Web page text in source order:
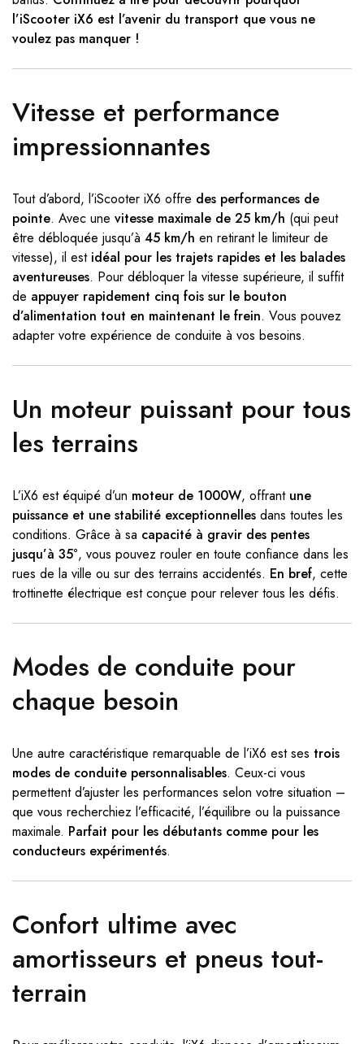
l’iScooter iX6 est l’avenir du transport que vous ne
voulez pas manquer !
Vitesse et performance
impressionnantes
Tout d’abord, l’iScooter iX6 offre des performances de
pointe. Avec une vitesse maximale de 25 km/h (qui peut
être débloquée jusqu’à 45 km/h en retirant le limiteur de
vitesse), il est idéal pour les trajets rapides et les balades
aventureuses. Pour débloquer la vitesse supérieure, il suffit
de appuyer rapidement cinq fois sur le bouton
d’alimentation tout en maintenant le frein. Vous pouvez
adapter votre expérience de conduite à vos besoins.
Un moteur puissant pour tous
les terrains
L’iX6 est équipé d’un moteur de 1000W, offrant une
puissance et une stabilité exceptionnelles dans toutes les
conditions. Grâce à sa capacité à gravir des pentes
jusqu’à 35°, vous pouvez rouler en toute confiance dans les
rues de la ville ou sur des terrains accidentés. En bref, cette
trottinette électrique est conçue pour relever tous les défis.
Modes de conduite pour
chaque besoin
Une autre caractéristique remarquable de l’iX6 est ses trois
modes de conduite personnalisables. Ceux-ci vous
permettent d’ajuster les performances selon votre situation –
que vous recherchiez l’efficacité, l’équilibre ou la puissance
maximale. Parfait pour les débutants comme pour les
conducteurs expérimentés.
Confort ultime avec
amortisseurs et pneus tout-
terrain